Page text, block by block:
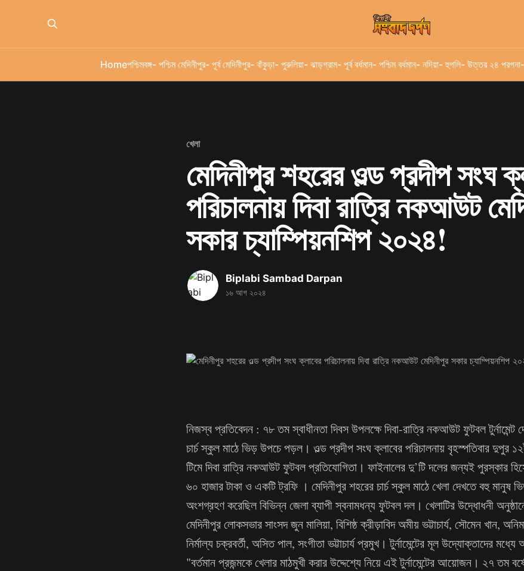
Homeপশ্চিমবঙ্গ- পশ্চিম মেদিনীপুর- পূর্ব মেদিনীপুর- বাঁকুড়া- পুরুলিয়া- ঝাড়গ্রাম- পূর্ব বর্ধমান- পশ্চিম বর্ধমান- নদিয়া- হুগলি- উত্তর ২৪ পরগনা
খেলা
মেদিনীপুর শহরের ওল্ড প্রদীপ সংঘ
পরিচালনায় দিবা রাত্রি নকআউট
সকার চ্যাম্পিয়নশিপ ২০২৪!
Biplabi Sambad Darpan
১৬ আগ ২০২৪
নিজস্ব প্রতিবেদন : ৭৮ তম স্বাধীনতা দিবস উপলক্ষে দিবা-রাত্রি নকআউট ফুটবল টুর্নামেন্ট
চার্চ স্কুল মাঠে ভিড় উপচে পড়ল। ওল্ড প্রদীপ সংঘ ক্লাবের পরিচালনায় বৃহস্পতিবার দুপুর
টিমে দিবা রাত্রি নকআউট ফুটবল প্রতিযোগিতা। ফাইনালের দু’টি দলের জন্যই পুরস্কার
৬০ হাজার টাকা ও একটি ট্রফি । মেদিনীপুর শহরের চার্চ স্কুল মাঠে খেলা দেখতে বহু মানুষ
অংশগ্রহণ করেছিল বিভিন্ন জেলা ব্যাপী স্বনামধন্য ফুটবল দল। খেলাটির উদ্ধোধনী
মেদিনীপুর লোকসভার সাংসদ জুন মালিয়া, বিশিষ্ঠ ক্রীড়াবিদ অমীয় ভট্টাচার্য, সৌমেন খান,
নির্মাল্য চক্রবর্তী, অসিত পাল, সংগীতা ভট্টাচার্য প্রমুখ। টুর্নামেন্টের মূল উদ্যোক্তাদের
"বর্তমান প্রজন্মকে খেলার মাঠমুখী করার উদ্দেশ্যে নিয়ে এই টুর্নামেন্টের আয়োজন। ২৭ তম